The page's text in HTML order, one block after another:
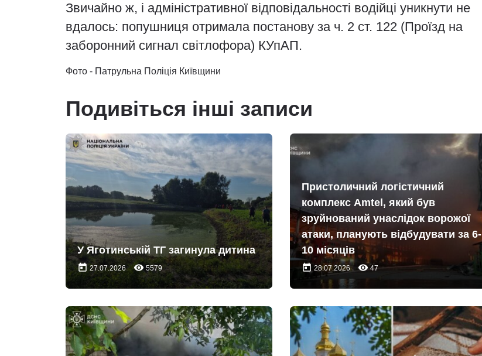
Звичайно ж, і адміністративної відповідальності водійці уникнути не
вдалось: попушниця отримала постанову за ч. 2 ст. 122 (Проїзд на
заборонний сигнал світлофора) КУпАП.
Фото - Патрульна Поліція Київщини
Подивіться інші записи
У Яготинській ТГ загинула дитина
today 27.07.2026 remove_red_eye 5579
Пристоличний логістичний
комплекс Amtel, який був
зруйнований унаслідок ворожої
атаки, планують відбудувати за 6-
10 місяців
today 28.07.2026 remove_red_eye47